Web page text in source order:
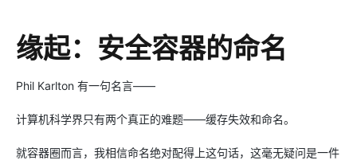
缘起：安全容器的命名
Phil Karlton 有一句名言——
计算机科学界只有两个真正的难题——缓存失效和命名。
就容器圈而言，我相信命名绝对配得上这句话，这毫无疑问是一件